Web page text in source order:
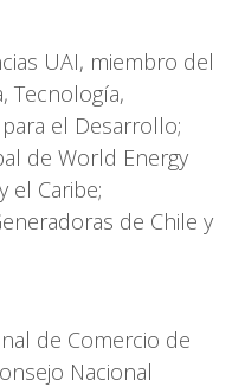
UAI, miembro del
Tecnología,
el Desarrollo;
de World Energy
el Caribe;
de Chile y
de Comercio de
Nacional